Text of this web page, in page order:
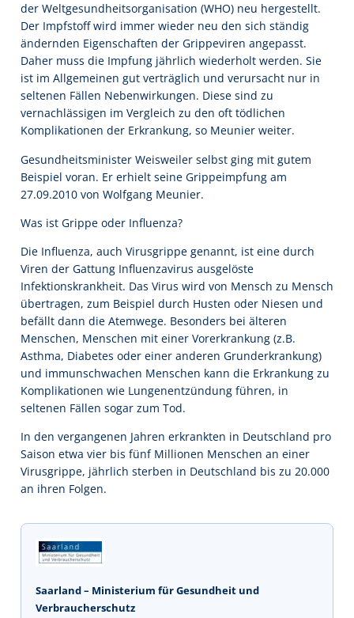
der Weltgesundheitsorganisation (WHO) neu hergestellt.
Der Impfstoff wird immer wieder neu den sich ständig
ändernden Eigenschaften der Grippeviren angepasst.
Daher muss die Impfung jährlich wiederholt werden. Sie
ist im Allgemeinen gut verträglich und verursacht nur in
seltenen Fällen Nebenwirkungen. Diese sind zu
vernachlässigen im Vergleich zu den oft tödlichen
Komplikationen der Erkrankung, so Meunier weiter.
Gesundheitsminister Weisweiler selbst ging mit gutem
Beispiel voran. Er erhielt seine Grippeimpfung am
27.09.2010 von Wolfgang Meunier.
Was ist Grippe oder Influenza?
Die Influenza, auch Virusgrippe genannt, ist eine durch
Viren der Gattung Influenzavirus ausgelöste
Infektionskrankheit. Das Virus wird von Mensch zu Mensch
übertragen, zum Beispiel durch Husten oder Niesen und
befällt dann die Atemwege. Besonders bei älteren
Menschen, Menschen mit einer Vorerkrankung (z.B.
Asthma, Diabetes oder einer anderen Grunderkrankung)
und immunschwachen Menschen kann die Erkrankung zu
Komplikationen wie Lungenentzündung führen, in
seltenen Fällen sogar zum Tod.
In den vergangenen Jahren erkrankten in Deutschland pro
Saison etwa vier bis fünf Millionen Menschen an einer
Virusgrippe, jährlich sterben in Deutschland bis zu 20.000
an ihren Folgen.
Saarland – Ministerium für Gesundheit und
Verbraucherschutz